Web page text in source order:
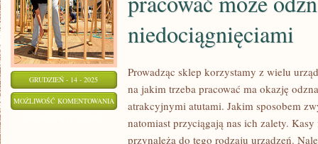
GRUDZIEŃ - 14 - 2025
MOŻLIWOŚĆ KOMENTOWANIA
niedociągnięciami
Prowadząc sklep korzystamy z wielu
na jakim trzeba pracować ma okazję
atrakcyjnymi atutami. Jakim sposobem
natomiast przyciągają nas ich zalety.
przynależą do tego rodzaju urządzeń.